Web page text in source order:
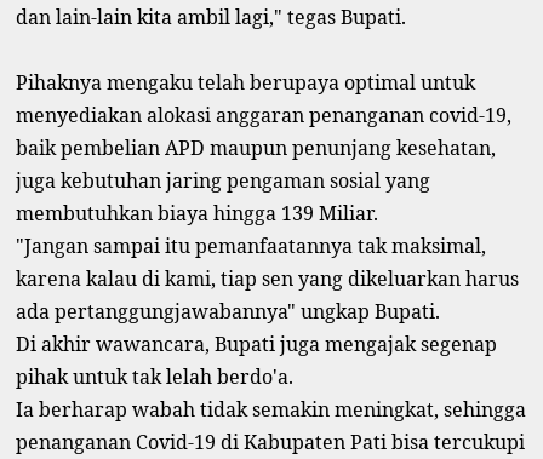
dan lain-lain kita ambil lagi," tegas Bupati.
Pihaknya mengaku telah berupaya optimal untuk
menyediakan alokasi anggaran penanganan covid-19,
baik pembelian APD maupun penunjang kesehatan,
juga kebutuhan jaring pengaman sosial yang
membutuhkan biaya hingga 139 Miliar.
"Jangan sampai itu pemanfaatannya tak maksimal,
karena kalau di kami, tiap sen yang dikeluarkan harus
ada pertanggungjawabannya" ungkap Bupati.
Di akhir wawancara, Bupati juga mengajak segenap
pihak untuk tak lelah berdo'a.
Ia berharap wabah tidak semakin meningkat, sehingga
penanganan Covid-19 di Kabupaten Pati bisa tercukupi